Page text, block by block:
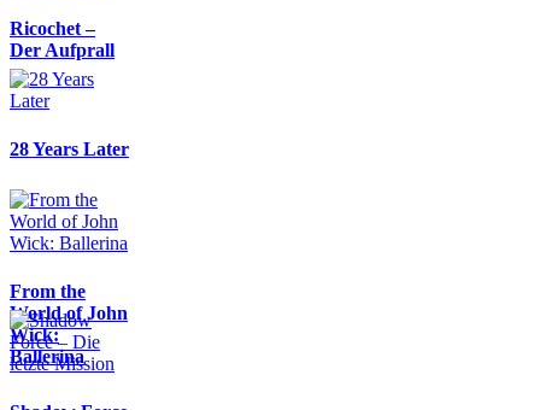
Ricochet –
Der Aufprall
28 Years Later
From the
World of John
Wick:
Ballerina